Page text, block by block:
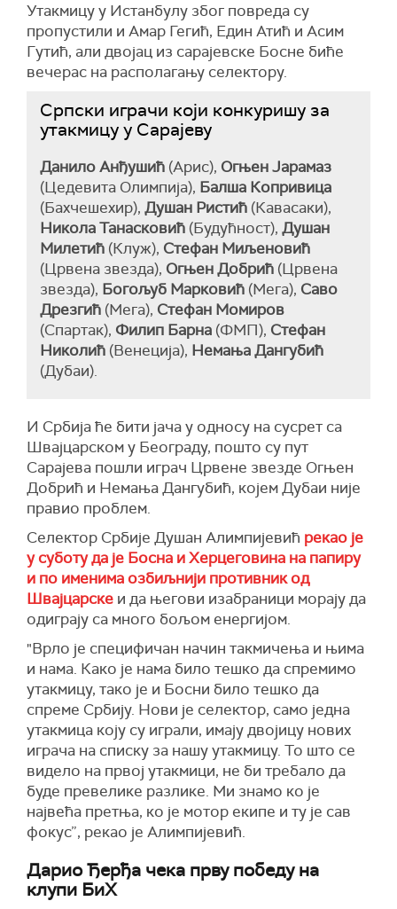
Утакмицу у Истанбулу због повреда су
пропустили и Амар Гегић, Един Атић и Асим
Гутић, али двојац из сарајевске Босне биће
вечерас на располагању селектору.
Српски играчи који конкуришу за
утакмицу у Сарајеву
Данило Анђушић (Арис), Огњен Јарамаз
(Цедевита Олимпија), Балша Копривица
(Бахчешехир), Душан Ристић (Кавасаки),
Никола Танасковић (Будућност), Душан
Милетић (Клуж), Стефан Миљеновић
(Црвена звезда), Огњен Добрић (Црвена
звезда), Богољуб Марковић (Мега), Саво
Дрезгић (Мега), Стефан Момиров
(Спартак), Филип Барна (ФМП), Стефан
Николић (Венеција), Немања Дангубић
(Дубаи).
И Србија ће бити јача у односу на сусрет са
Швајцарском у Београду, пошто су пут
Сарајева пошли играч Црвене звезде Огњен
Добрић и Немања Дангубић, којем Дубаи није
правио проблем.
Селектор Србије Душан Алимпијевић рекао је
у суботу да је Босна и Херцеговина на папиру
и по именима озбиљнији противник од
Швајцарске и да његови изабраници морају да
одиграју са много бољом енергијом.
"Врло је специфичан начин такмичења и њима
и нама. Како је нама било тешко да спремимо
утакмицу, тако је и Босни било тешко да
спреме Србију. Нови је селектор, само једна
утакмица коју су играли, имају двојицу нових
играча на списку за нашу утакмицу. То што се
видело на првој утакмици, не би требало да
буде превелике разлике. Ми знамо ко је
највећа претња, ко је мотор екипе и ту је сав
фокус”, рекао је Алимпијевић.
Дарио Ђерђа чека прву победу на
клупи БиХ